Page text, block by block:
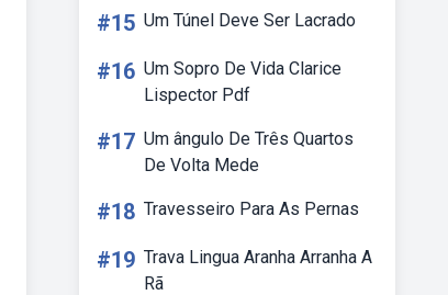
#15 Um Túnel Deve Ser Lacrado
#16 Um Sopro De Vida Clarice
Lispector Pdf
#17 Um ângulo De Três Quartos
De Volta Mede
#18 Travesseiro Para As Pernas
#19 Trava Lingua Aranha Arranha A
Rã